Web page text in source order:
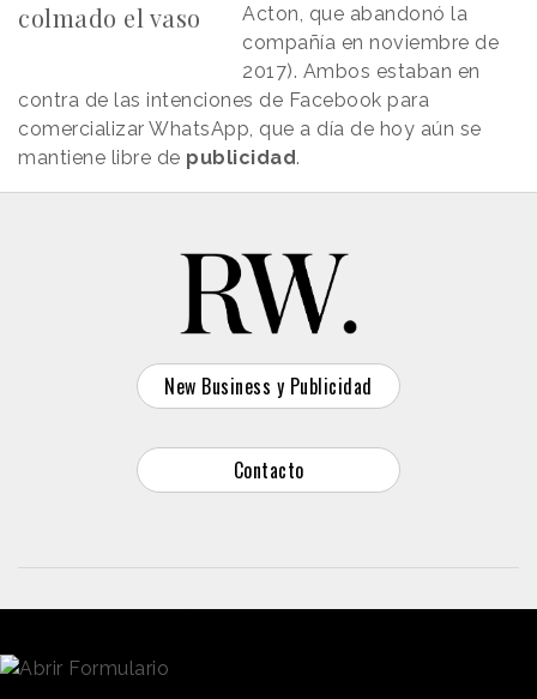
colmado el vaso
Acton, que abandonó la
compañía en noviembre de
2017). Ambos estaban en
contra de las intenciones de Facebook para
comercializar WhatsApp, que a día de hoy aún se
mantiene libre de publicidad.
New Business y Publicidad
Contacto
© 2026 Reason Why
Dirección: Calle Antonio Pirala 29. Madrid, 28017